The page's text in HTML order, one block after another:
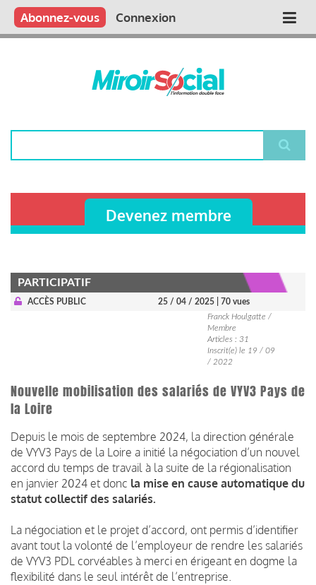
Aller
contenu
Main
Qui sommes nous ?
Vous publiez
Nous publions
Contactez-nous
Abonnez-vous Connexion
Devenez membre
PARTICIPATIF
ACCÈS PUBLIC 25 / 04 / 2025
| 70 vues
Franck Houlgatte /
Membre
Articles : 31
Inscrit(e) le 19 / 09
/ 2022
Nouvelle mobilisation des salariés de VYV3 Pays de
la Loire
Depuis le mois de septembre 2024, la direction générale
de VYV3 Pays de la Loire a initié la négociation d’un nouvel
accord du temps de travail à la suite de la régionalisation
en janvier 2024 et donc la mise en cause automatique du
statut collectif des salariés.
La négociation et le projet d’accord, ont permis d’identifier
avant tout la volonté de l’employeur de rendre les salariés
de VYV3 PDL corvéables à merci en érigeant en dogme la
flexibilité dans le seul intérêt de l’entreprise.